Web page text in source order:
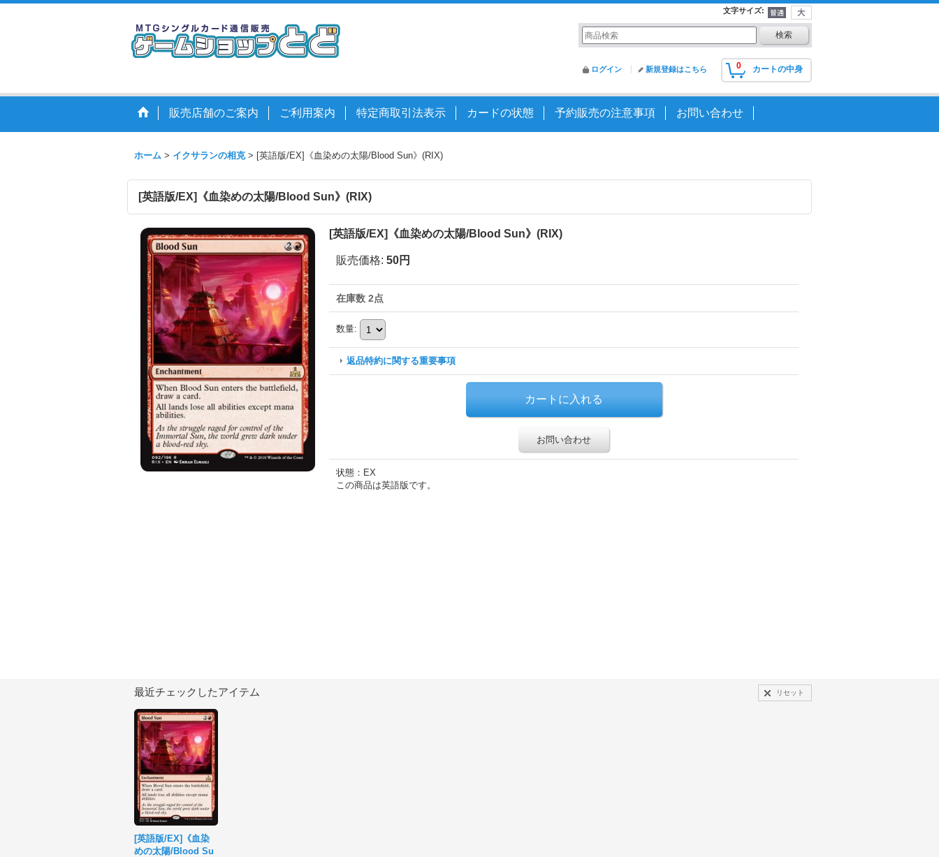
文字サイズ:
0 カートの中身
ログイン 新規登録はこちら
販売店舗のご案内 ご利用案内 特定商取引法表示 カードの状態 予約販売の注意事項 お問い合わせ
ホーム > イクサランの相克 > [英語版/EX]《血染めの太陽/Blood Sun》(RIX)
[英語版/EX]《血染めの太陽/Blood Sun》(RIX)
[英語版/EX]《血染めの太陽/Blood Sun》(RIX)
販売価格: 50円
在庫数 2点
数量:
返品特約に関する重要事項
お問い合わせ
状態：EX
この商品は英語版です。
最近チェックしたアイテム リセット
[英語版/EX]《血染
めの太陽/Blood Su